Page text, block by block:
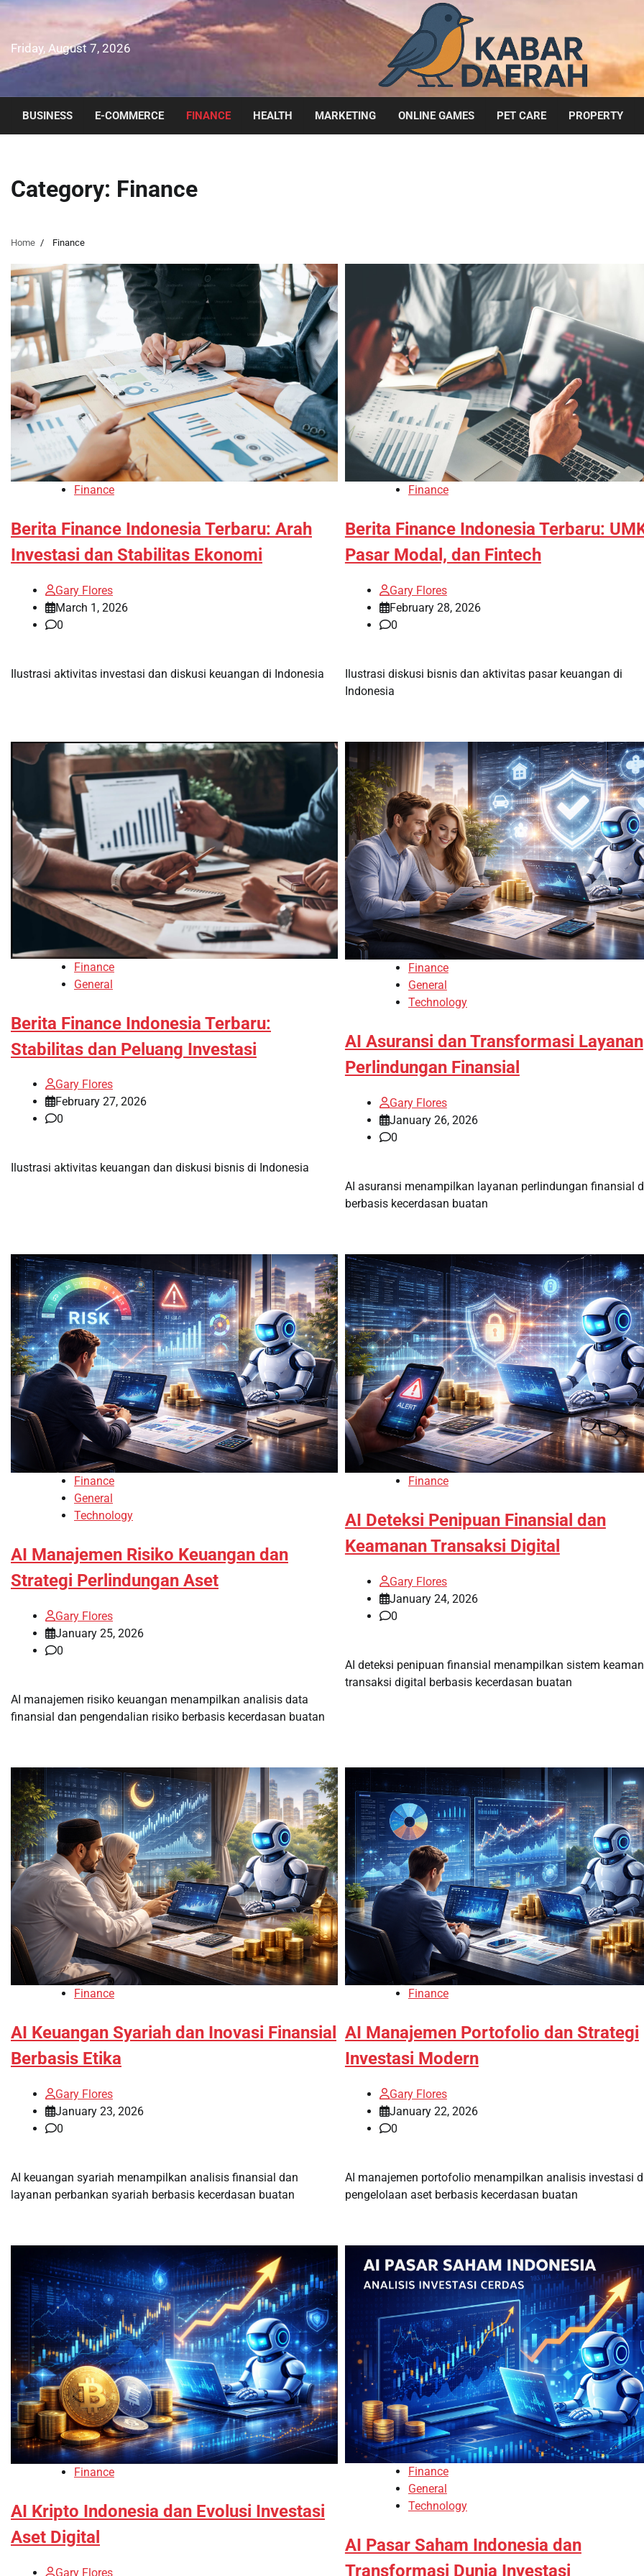
Skip
content
Friday, August 7, 2026
BUSINESS E-COMMERCE FINANCE HEALTH MARKETING ONLINE GAMES PET CARE PROPERTY
Category: Finance
Home Finance
Finance
Berita Finance Indonesia Terbaru: Arah
Investasi dan Stabilitas Ekonomi
Gary Flores
March 1, 2026
0
Ilustrasi aktivitas investasi dan diskusi keuangan di Indonesia
Finance
Berita Finance Indonesia Terbaru:
Pasar Modal, dan Fintech
Gary Flores
February 28, 2026
0
Ilustrasi diskusi bisnis dan aktivitas pasar keuangan di
Indonesia
Finance
General
Berita Finance Indonesia Terbaru:
Stabilitas dan Peluang Investasi
Gary Flores
February 27, 2026
0
Ilustrasi aktivitas keuangan dan diskusi bisnis di Indonesia
Finance
General
Technology
AI Asuransi dan Transformasi Layanan
Perlindungan Finansial
Gary Flores
January 26, 2026
0
AI asuransi menampilkan layanan perlindungan finansial
berbasis kecerdasan buatan
Finance
General
Technology
AI Manajemen Risiko Keuangan dan
Strategi Perlindungan Aset
Gary Flores
January 25, 2026
0
AI manajemen risiko keuangan menampilkan analisis data
finansial dan pengendalian risiko berbasis kecerdasan buatan
Finance
AI Deteksi Penipuan Finansial dan
Keamanan Transaksi Digital
Gary Flores
January 24, 2026
0
AI deteksi penipuan finansial menampilkan sistem
transaksi digital berbasis kecerdasan buatan
Finance
AI Keuangan Syariah dan Inovasi Finansial
Berbasis Etika
Gary Flores
January 23, 2026
0
AI keuangan syariah menampilkan analisis finansial dan
layanan perbankan syariah berbasis kecerdasan buatan
Finance
AI Manajemen Portofolio dan Strategi
Investasi Modern
Gary Flores
January 22, 2026
0
AI manajemen portofolio menampilkan analisis investasi
pengelolaan aset berbasis kecerdasan buatan
Finance
AI Kripto Indonesia dan Evolusi Investasi
Aset Digital
Gary Flores
Finance
General
Technology
AI Pasar Saham Indonesia dan
Transformasi Dunia Investasi